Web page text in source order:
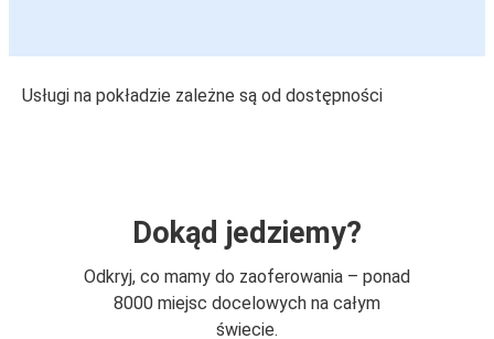
Usługi na pokładzie zależne są od dostępności
Dokąd jedziemy?
Odkryj, co mamy do zaoferowania – ponad
8000 miejsc docelowych na całym
świecie.